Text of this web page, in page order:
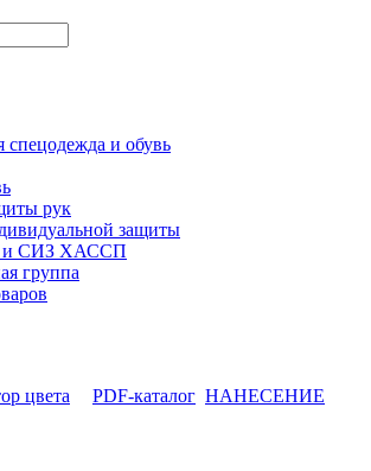
спецодежда и обувь
рук
защиты
и СИЗ ХАССП
группа
цвета
PDF-каталог НАНЕСЕНИЕ